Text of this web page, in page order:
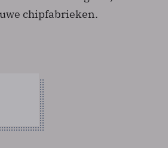
chipfabrieken.